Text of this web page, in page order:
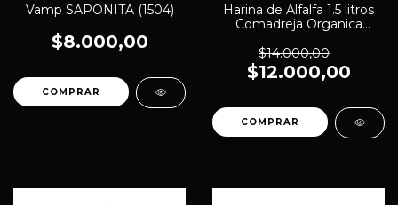
Vamp SAPONITA (1504)
$8.000,00
Harina de Alfalfa 1.5 litros
Comadreja Organica
$14.000,00
$12.000,00